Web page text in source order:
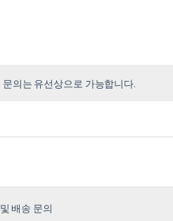
의는 유선상으로 가능합니다.
배송 문의